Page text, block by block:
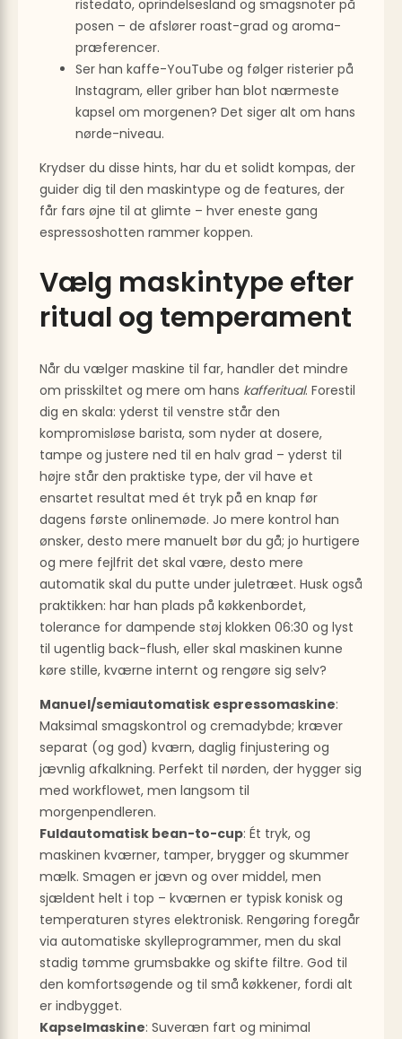
riste­dato, oprindelses­land og smags­noter på
posen – de afslører roast-grad og aroma-
præferencer.
Ser han kaffe-YouTube og følger risterier på
Instagram, eller griber han blot nærmeste
kapsel om morgenen? Det siger alt om hans
nørde-niveau.
Krydser du disse hints, har du et solidt kompas, der
guider dig til den maskintype og de features, der
får fars øjne til at glimte – hver eneste gang
espressoshotten rammer koppen.
Vælg maskintype efter
ritual og temperament
Når du vælger maskine til far, handler det mindre
om prisskiltet og mere om hans kafferitual. Forestil
dig en skala: yderst til venstre står den
kompromisløse barista, som nyder at dosere,
tampe og justere ned til en halv grad – yderst til
højre står den praktiske type, der vil have et
ensartet resultat med ét tryk på en knap før
dagens første onlinemøde. Jo mere kontrol han
ønsker, desto mere manuelt bør du gå; jo hurtigere
og mere fejlfrit det skal være, desto mere
automatik skal du putte under juletræet. Husk også
praktikken: har han plads på køkkenbordet,
tolerance for dampende støj klokken 06:30 og lyst
til ugentlig back-flush, eller skal maskinen kunne
køre stille, kværne internt og rengøre sig selv?
Manuel/semiautomatisk espressomaskine:
Maksimal smagskontrol og cremadybde; kræver
separat (og god) kværn, daglig finjustering og
jævnlig afkalkning. Perfekt til nørden, der hygger sig
med workflowet, men langsom til
morgenpendleren.
Fuldautomatisk bean-to-cup: Ét tryk, og
maskinen kværner, tamper, brygger og skummer
mælk. Smagen er jævn og over middel, men
sjældent helt i top – kværnen er typisk konisk og
temperaturen styres elektronisk. Rengøring foregår
via automatiske skylleprogrammer, men du skal
stadig tømme grumsbakke og skifte filtre. God til
den komfortsøgende og til små køkkener, fordi alt
er indbygget.
Kapselmaskine: Suveræn fart og minimal